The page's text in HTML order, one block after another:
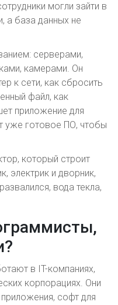
могли зайти в
а база данных не
серверами,
камерами. Он
к сети, как сбросить
файл, как
приложение для
уже готовое ПО, чтобы
который строит
электрик и дворник,
вода текла,
в IT-компаниях,
корпорациях. Они
софт для